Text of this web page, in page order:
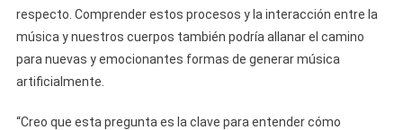
respecto. Comprender estos procesos y la interacción entre la
música y nuestros cuerpos también podría allanar el camino
para nuevas y emocionantes formas de generar música
artificialmente.
“Creo que esta pregunta es la clave para entender cómo